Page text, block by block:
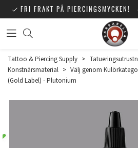
FRI FRAKT PÅ PIERCINGSMYCKEN!
Tattoo & Piercing Supply >
Konstnärsmaterial > Välj genom
(Gold Label) - Plutonium